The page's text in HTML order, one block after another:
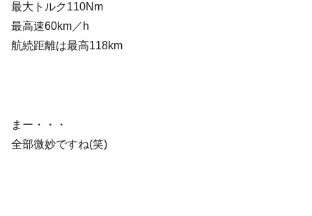
最大トルク110Nm
最高速60km／h
航続距離は最高118km
まー・・・
全部微妙ですね(笑)